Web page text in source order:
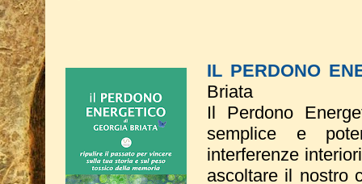
IL PERDONO
Briata
Il Perdono
semplice e
interferenze
ascoltare il nostro